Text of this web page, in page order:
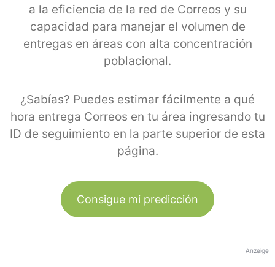
a la eficiencia de la red de Correos y su
capacidad para manejar el volumen de
entregas en áreas con alta concentración
poblacional.
¿Sabías? Puedes estimar fácilmente a qué
hora entrega Correos en tu área ingresando tu
ID de seguimiento en la parte superior de esta
página.
Consigue mi predicción
Anzeige